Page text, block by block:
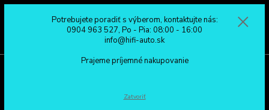
0904 963 527
Po - Pia: 08:00 - 16:00
Potrebujete poradiť s výberom, kontaktujte nás:
0904 963 527, Po - Pia: 08:00 - 16:00
info@hifi-auto.sk
Prajeme príjemné nakupovanie
Zatvoriť